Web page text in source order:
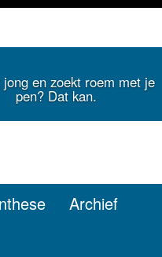
literatuur voor
Minerva.
Archief